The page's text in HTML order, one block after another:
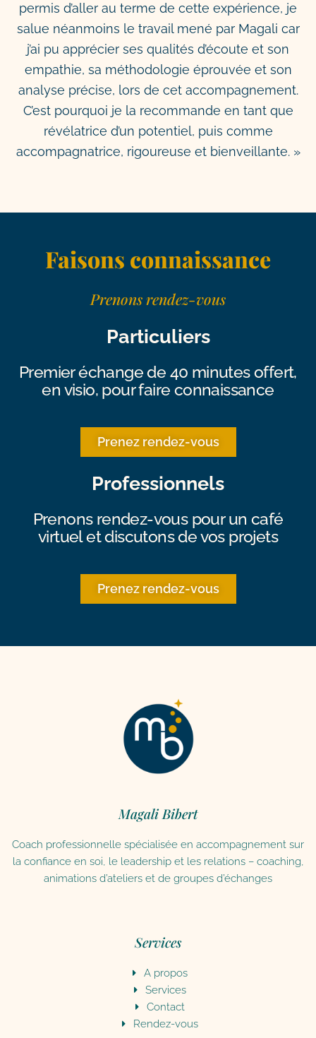
permis d’aller au terme de cette expérience, je
salue néanmoins le travail mené par Magali car
j’ai pu apprécier ses qualités d’écoute et son
empathie, sa méthodologie éprouvée et son
analyse précise, lors de cet accompagnement.
C’est pourquoi je la recommande en tant que
révélatrice d’un potentiel, puis comme
accompagnatrice, rigoureuse et bienveillante. »
Faisons connaissance
Prenons rendez-vous
Particuliers
Premier échange de 40 minutes offert,
en visio, pour faire connaissance
Prenez rendez-vous
Professionnels
Prenons rendez-vous pour un café
virtuel et discutons de vos projets
Prenez rendez-vous
Magali Bibert
Coach professionnelle spécialisée en accompagnement sur
la confiance en soi, le leadership et les relations – coaching,
animations d’ateliers et de groupes d’échanges
Services
A propos
Services
Contact
Rendez-vous